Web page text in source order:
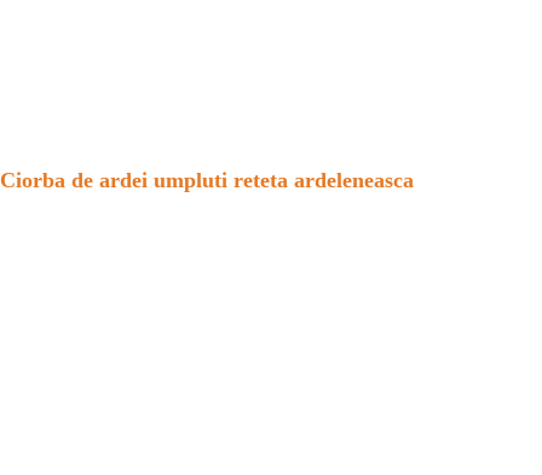
Ciorba de ardei umpluti reteta ardeleneasca